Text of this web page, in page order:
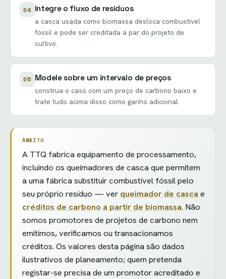
04 Integre o fluxo de resíduos
a casca usada como biomassa desloca combustível
fóssil e pode ser creditada a par do projeto de
cultivo.
05 Modele sobre um intervalo de preços
construa o caso com um preço de carbono baixo e
trate tudo acima disso como ganho adicional.
ÂMBITO
A TTQ fabrica equipamento de processamento,
incluindo os queimadores de casca que permitem
a uma fábrica substituir combustível fóssil pelo
seu próprio resíduo — ver queimador de casca e
créditos de carbono a partir de biomassa. Não
somos promotores de projetos de carbono nem
emitimos, verificamos ou transacionamos
créditos. Os valores desta página são dados
ilustrativos de planeamento; quem pretenda
registar-se precisa de um promotor acreditado e